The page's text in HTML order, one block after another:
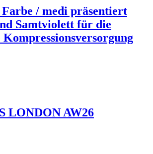
/ medi präsentiert
Samtviolett für die
LONDON AW26